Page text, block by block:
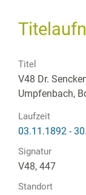
Titel
V48 Dr.
Umpfenbach,
Laufzeit
03.11.1892 -
Signatur
V48, 447
Standort